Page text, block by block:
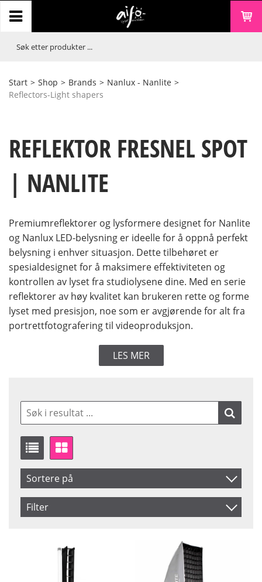
Start > Shop > Brands > Nanlux - Nanlite >
Reflectors-Light shapers
REFLEKTOR FRESNEL SPOT
| NANLITE
Premiumreflektorer og lysformere designet for Nanlite
og Nanlux LED-belysning er ideelle for å oppnå perfekt
belysning i enhver situasjon. Dette tilbehøret er
spesialdesignet for å maksimere effektiviteten og
kontrollen av lyset fra studiolysene dine. Med en serie
reflektorer av høy kvalitet kan brukeren rette og forme
lyset med presisjon, noe som er avgjørende for alt fra
portrettfotografering til videoproduksjon.
LES MER
Sortere på
Artikelkod
Filter
På lager
Ikke på lager